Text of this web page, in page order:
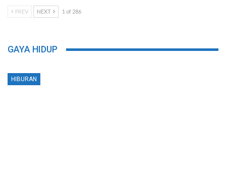
PREV NEXT 1 of 286
GAYA HIDUP
HIBURAN